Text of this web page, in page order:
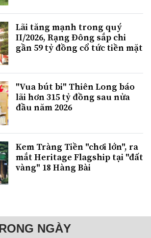
Lãi tăng mạnh trong quý
II/2026, Rạng Đông sắp chi
gần 59 tỷ đồng cổ tức tiền mặt
"Vua bút bi" Thiên Long báo
lãi hơn 315 tỷ đồng sau nửa
đầu năm 2026
Kem Tràng Tiền "chơi lớn", ra
mắt Heritage Flagship tại "đất
vàng" 18 Hàng Bài
NGÀY